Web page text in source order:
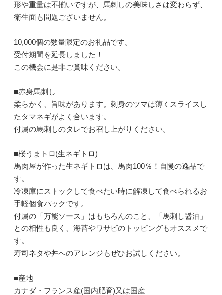
形や重量は不揃いですが、馬刺しの美味しさは変わらず、
衛生面も問題ございません。
10,000個の数量限定のお礼品です。
受付期間を延長しました！
この機会に是非ご賞味ください。
■赤身馬刺し
柔らかく、旨味があります。刺身のツマは薄くスライスし
たタマネギがよく合います。
付属の馬刺しのタレでお召し上がりください。
■桜うまトロ(生ネギトロ)
馬肉屋が作った生ネギトロは、馬肉100％！自慢の逸品で
す。
冷凍庫にストックして食べたい時に解凍して食べられるお
手軽個食パックです。
付属の「万能ソース」はもちろんのこと、「馬刺し醤油」
との相性も良く、海苔やワサビのトッピングもオススメで
す。
寿司ネタや丼へのアレンジもぜひお試しください。
■産地
カナダ・フランス産(国内肥育)又は国産